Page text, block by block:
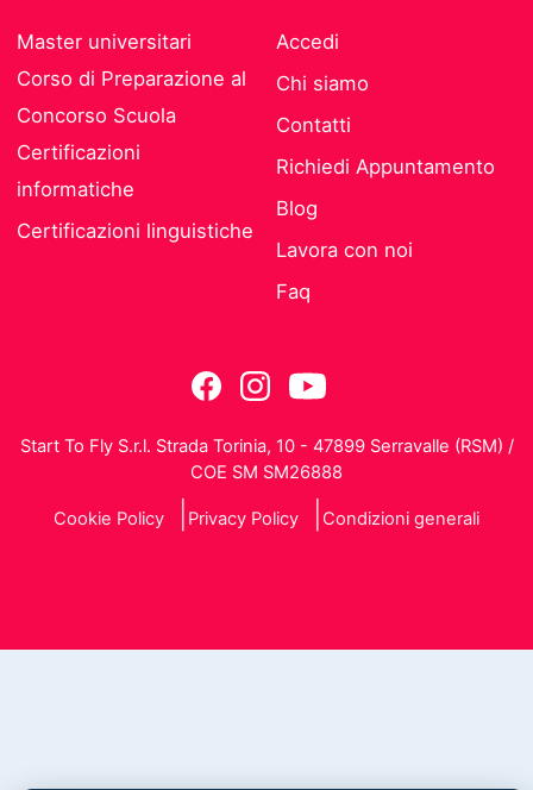
Master universitari
Corso di Preparazione al
Concorso Scuola
Certificazioni
informatiche
Certificazioni linguistiche
Accedi
Chi siamo
Contatti
Richiedi Appuntamento
Blog
Lavora con noi
Faq
Start To Fly S.r.l. Strada Torinia, 10 - 47899 Serravalle (RSM) /
COE SM SM26888
Cookie Policy Privacy Policy Condizioni generali